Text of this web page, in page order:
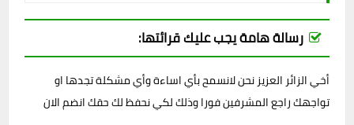
رسالة هامة يجب عليك قرائتها:
أخي الزائر العزيز نحن لانسمح بأي اساءة وأي مشكلة تجدها او
تواجهك راجع المشرفين فورا وذلك لكي نحفظ لك حقك انضم الان